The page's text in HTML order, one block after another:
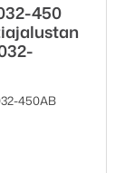
450
450AB